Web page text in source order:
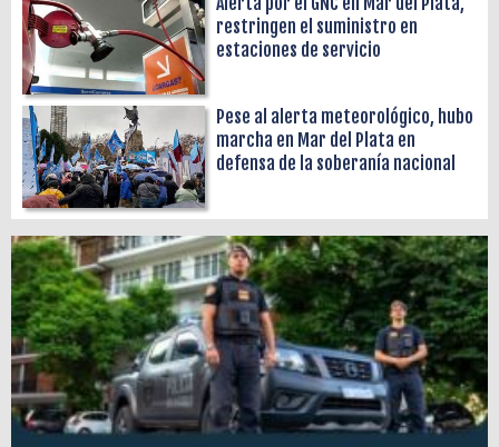
restringen el suministro en
estaciones de servicio
Pese al alerta meteorológico, hubo
marcha en Mar del Plata en
defensa de la soberanía nacional